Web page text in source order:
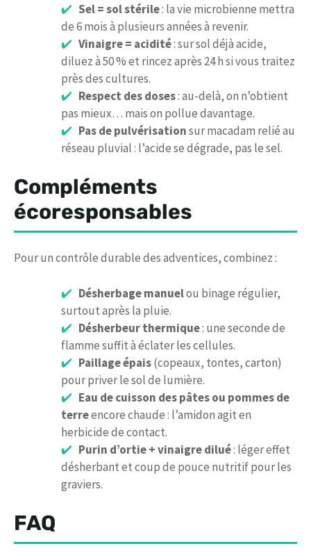
Sel = sol stérile: la vie microbienne mettra
de 6 mois à plusieurs années à revenir.
Vinaigre = acidité: sur sol déjà acide,
diluez à 50 % et rincez après 24 h si vous traitez
près des cultures.
Respect des doses: au-delà, on n’obtient
pas mieux… mais on pollue davantage.
Pas de pulvérisationsur macadam relié au
réseau pluvial : l’acide se dégrade, pas le sel.
Compléments
écoresponsables
Pour un contrôle durable des adventices, combinez :
Désherbage manuelou binage régulier,
surtout après la pluie.
Désherbeur thermique: une seconde de
flamme suffit à éclater les cellules.
Paillage épais(copeaux, tontes, carton)
pour priver le sol de lumière.
Eau de cuisson des pâtes ou pommes de
terreencore chaude : l’amidon agit en
herbicide de contact.
Purin d’ortie + vinaigre dilué: léger effet
désherbant et coup de pouce nutritif pour les
graviers.
FAQ